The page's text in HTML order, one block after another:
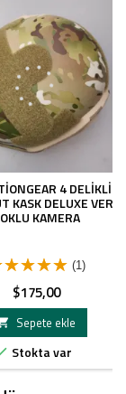
4 DELIKLI
KASK DELUXE VER.
KAMERA
(1)
Fiyat
$175,00
Sepete ekle
Stokta var